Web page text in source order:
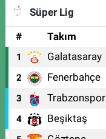
Süper Lig
#
Takım
1 Galatasaray
2 Fenerbahçe
3 Trabzonspor
4 Beşiktaş